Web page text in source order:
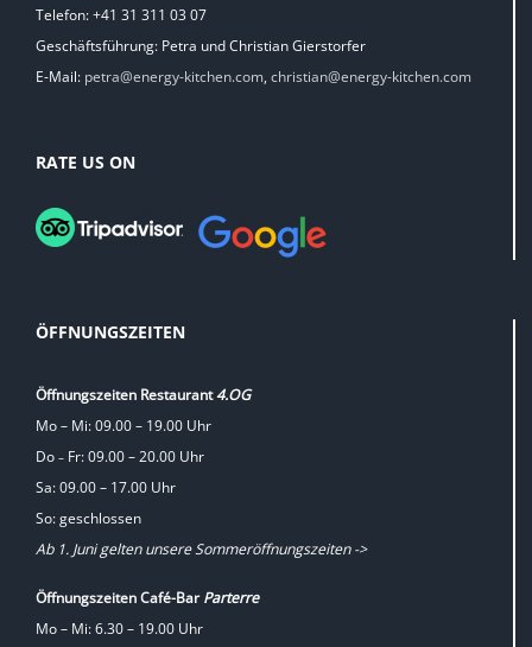
Telefon: +41 31 311 03 07
Geschäftsführung: Petra und Christian Gierstorfer
E-Mail: petra@energy-kitchen.com, christian@energy-kitchen.com
RATE US ON
ÖFFNUNGSZEITEN
Öffnungszeiten Restaurant4.OG
Mo – Mi: 09.00 – 19.00 Uhr
Do – Fr: 09.00 – 20.00 Uhr
Sa: 09.00 – 17.00 Uhr
So: geschlossen
Ab 1. Juni gelten unsere Sommeröffnungszeiten ->
Öffnungszeiten Café-BarParterre
Mo – Mi: 6.30 – 19.00 Uhr